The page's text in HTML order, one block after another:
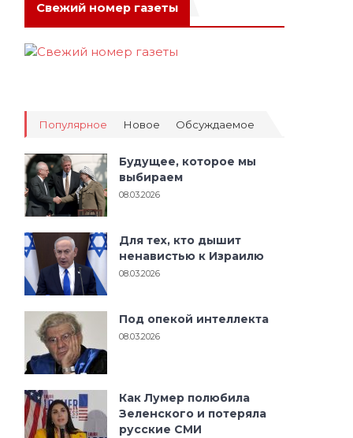
Свежий номер газеты
Популярное Новое Обсуждаемое
Будущее, которое мы
выбираем
08.03.2026
Для тех, кто дышит
ненавистью к Израилю
08.03.2026
Под опекой интеллекта
08.03.2026
Как Лумер полюбила
Зеленского и потеряла
русские СМИ